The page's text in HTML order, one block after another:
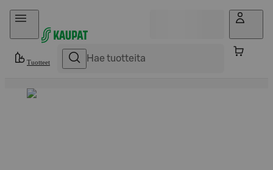
Hyppää sisältöön
Tuotteet